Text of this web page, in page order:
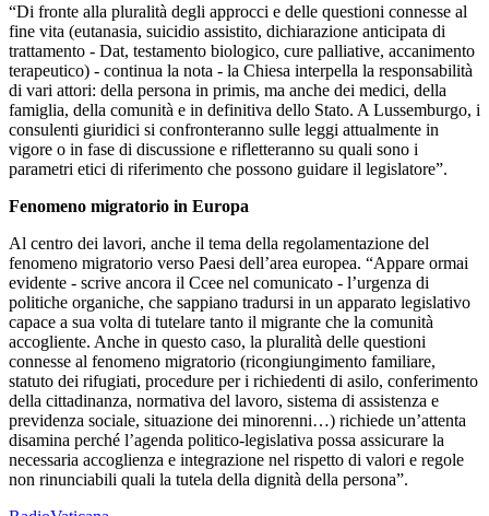
“Di fronte alla pluralità degli approcci e delle questioni connesse al
fine vita (eutanasia, suicidio assistito, dichiarazione anticipata di
trattamento - Dat, testamento biologico, cure palliative, accanimento
terapeutico) - continua la nota - la Chiesa interpella la responsabilità
di vari attori: della persona in primis, ma anche dei medici, della
famiglia, della comunità e in definitiva dello Stato. A Lussemburgo, i
consulenti giuridici si confronteranno sulle leggi attualmente in
vigore o in fase di discussione e rifletteranno su quali sono i
parametri etici di riferimento che possono guidare il legislatore”.
Fenomeno migratorio in Europa
Al centro dei lavori, anche il tema della regolamentazione del
fenomeno migratorio verso Paesi dell’area europea. “Appare ormai
evidente - scrive ancora il Ccee nel comunicato - l’urgenza di
politiche organiche, che sappiano tradursi in un apparato legislativo
capace a sua volta di tutelare tanto il migrante che la comunità
accogliente. Anche in questo caso, la pluralità delle questioni
connesse al fenomeno migratorio (ricongiungimento familiare,
statuto dei rifugiati, procedure per i richiedenti di asilo, conferimento
della cittadinanza, normativa del lavoro, sistema di assistenza e
previdenza sociale, situazione dei minorenni…) richiede un’attenta
disamina perché l’agenda politico-legislativa possa assicurare la
necessaria accoglienza e integrazione nel rispetto di valori e regole
non rinunciabili quali la tutela della dignità della persona”.